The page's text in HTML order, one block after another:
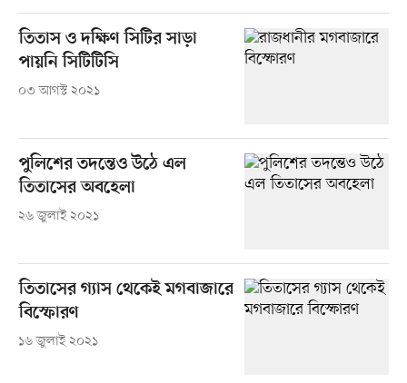
তিতাস ও দক্ষিণ সিটির সাড়া
পায়নি সিটিটিসি
০৩ আগস্ট ২০২১
পুলিশের তদন্তেও উঠে এল
তিতাসের অবহেলা
২৬ জুলাই ২০২১
তিতাসের গ্যাস থেকেই মগবাজারে
বিস্ফোরণ
১৬ জুলাই ২০২১